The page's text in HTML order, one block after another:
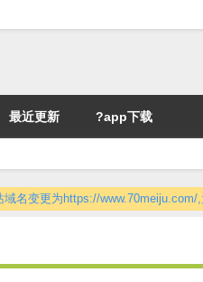
最近更新 ?app下载
域名变更为https://www.70meiju.com/